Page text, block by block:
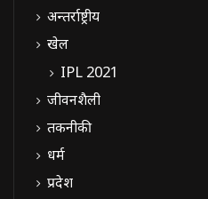
अन्तर्राष्ट्रीय
खेल
IPL 2021
जीवनशैली
तकनीकी
धर्म
प्रदेश